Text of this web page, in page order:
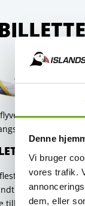
Denne
Vi bruger
vores trafik.
dem, eller
til Island,
gælder
GENNEM
af vores
andet
tilbyde dette